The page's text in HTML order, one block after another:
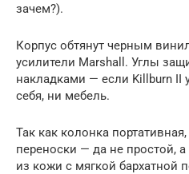
зачем?).
Корпус обтянут черным
усилители Marshall. Углы
накладками — если Killburn II
себя, ни мебель.
Так как колонка
переноски — да не простой,
из кожи с мягкой бархатной